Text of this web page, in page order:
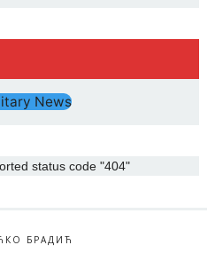
News
status code "404"
БРАДИЋ